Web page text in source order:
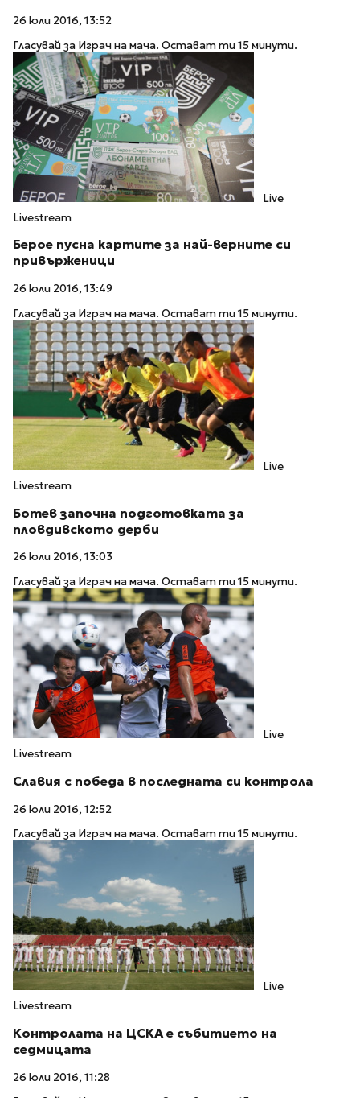
26 юли 2016, 13:52
Гласувай за Играч на мача. Остават ти 15 минути.
Live
Livestream
Берое пусна картите за най-верните си
привърженици
26 юли 2016, 13:49
Гласувай за Играч на мача. Остават ти 15 минути.
Live
Livestream
Ботев започна подготовката за
пловдивското дерби
26 юли 2016, 13:03
Гласувай за Играч на мача. Остават ти 15 минути.
Live
Livestream
Славия с победа в последната си контрола
26 юли 2016, 12:52
Гласувай за Играч на мача. Остават ти 15 минути.
Live
Livestream
Контролата на ЦСКА е събитието на
седмицата
26 юли 2016, 11:28